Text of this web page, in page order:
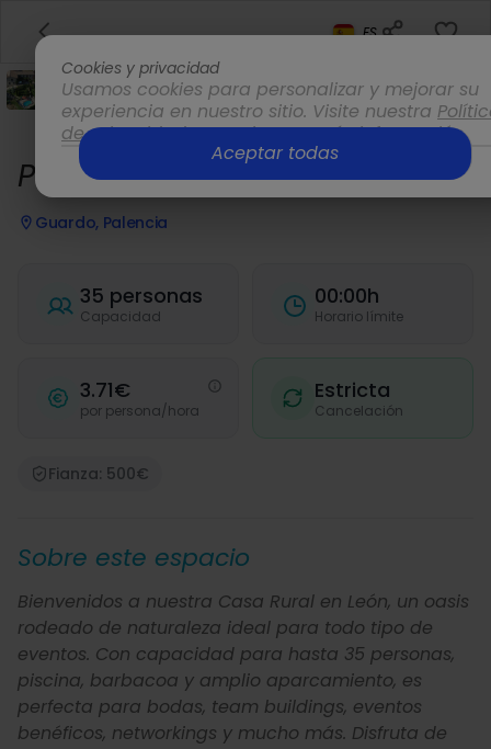
ES
Peñacorada oasis idílico
Guardo, Palencia
35 personas
Capacidad
00:00h
Horario límite
3.71€
por persona/hora
Estricta
Cancelación
Fianza: 500€
Sobre este espacio
Bienvenidos a nuestra Casa Rural en León, un oasis
rodeado de naturaleza ideal para todo tipo de
eventos. Con capacidad para hasta 35 personas,
piscina, barbacoa y amplio aparcamiento, es
perfecta para bodas, team buildings, eventos
benéficos, networkings y mucho más. Disfruta de
Cookies y privacidad
Usamos cookies para personalizar y mejorar su
experiencia en nuestro sitio. Visite nuestra
de privacidadpara obtener más información.
Opciones
Aceptar todas